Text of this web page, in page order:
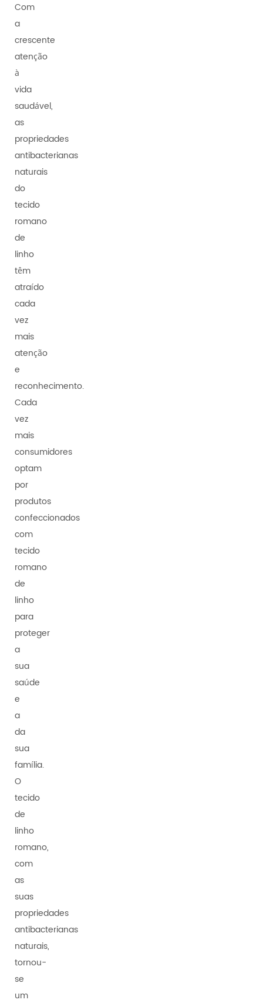
Com
a
crescente
atenção
à
vida
saudável,
as
propriedades
antibacterianas
naturais
do
tecido
romano
de
linho
têm
atraído
cada
vez
mais
atenção
e
reconhecimento.
Cada
vez
mais
consumidores
optam
por
produtos
confeccionados
com
tecido
romano
de
linho
para
proteger
a
sua
saúde
e
a
da
sua
família.
O
tecido
de
linho
romano,
com
as
suas
propriedades
antibacterianas
naturais,
tornou-
se
um